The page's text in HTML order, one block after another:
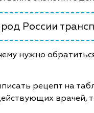
России
нужно
рецепт на